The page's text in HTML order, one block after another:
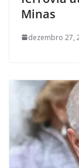
Minas
dezembro 27,